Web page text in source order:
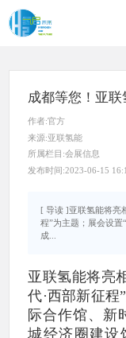
成都等您！亚
作者:官方
来源:亚联氢能
所属栏目:会展信息
发布时间:2023-06-15
[ 导读 ]亚联氢能将亮
程”为主题；展会设置
成...
亚联氢能将亮
代·西部新征程
际合作馆、新
城经济圈建设